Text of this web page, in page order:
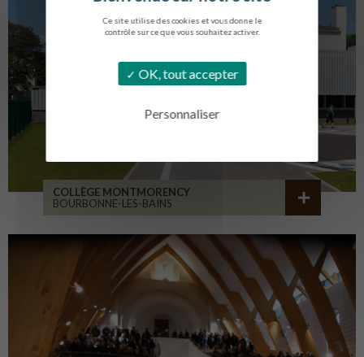
Ce site utilise des cookies et vous donne le
contrôle sur ce que vous souhaitez activer.
OK, tout accepter
Personnaliser
COLLÈGE MONTMORENCY
BOURBONNE-LES-BAINS